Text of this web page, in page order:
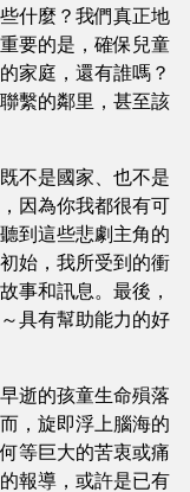
什麼？我們真正地
要的是，確保兒童
家庭，還有誰嗎？
繫的鄰里，甚至該
不是國家、也不是
因為你我都很有可
到這些悲劇主角的
始，我所受到的衝
事和訊息。最後，
具有幫助能力的好
逝的孩童生命殞落
，旋即浮上腦海的
等巨大的苦衷或痛
報導，或許是已有